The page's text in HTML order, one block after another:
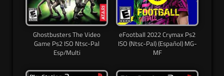
Ghostbusters The Video
Game Ps2 ISO Ntsc-Pal
Esp/Multi
eFootball 2022 Crymax Ps2
ISO (Ntsc-Pal) (Español) MG-
MF